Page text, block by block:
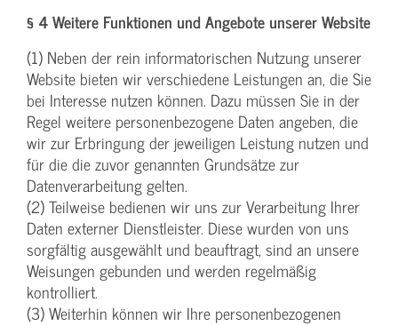
§ 4 Weitere Funktionen und Angebote unserer Website
(1) Neben der rein informatorischen Nutzung unserer
Website bieten wir verschiedene Leistungen an, die Sie
bei Interesse nutzen können. Dazu müssen Sie in der
Regel weitere personenbezogene Daten angeben, die
wir zur Erbringung der jeweiligen Leistung nutzen und
für die die zuvor genannten Grundsätze zur
Datenverarbeitung gelten.
(2) Teilweise bedienen wir uns zur Verarbeitung Ihrer
Daten externer Dienstleister. Diese wurden von uns
sorgfältig ausgewählt und beauftragt, sind an unsere
Weisungen gebunden und werden regelmäßig
kontrolliert.
(3) Weiterhin können wir Ihre personenbezogenen